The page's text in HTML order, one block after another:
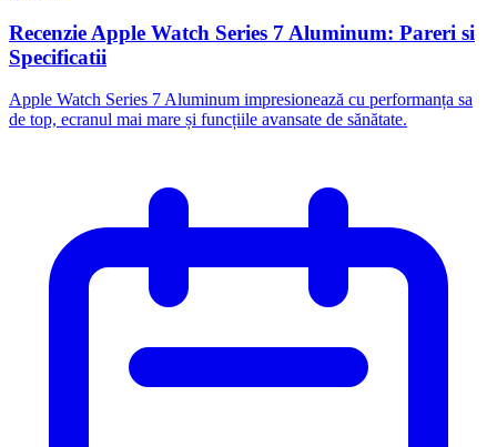
Recenzie Apple Watch Series 7 Aluminum: Pareri si
Specificatii
Apple Watch Series 7 Aluminum impresionează cu performanța sa
de top, ecranul mai mare și funcțiile avansate de sănătate.